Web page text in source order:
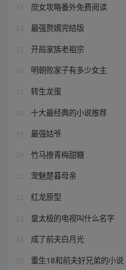
13 庶女攻略番外免费阅读
14 最强赘婿完结版
15 开局家族老祖宗
16 明朝败家子有多少女主
17 转生龙蛋
18 十大最经典的小说推荐
19 最强姑爷
20 竹马撩青梅甜糖
21 宠魅楚暮母亲
22 红龙原型
23 皇太极的电视叫什么名字
24 成了前夫白月光
25 重生18和前夫好兄弟的小说